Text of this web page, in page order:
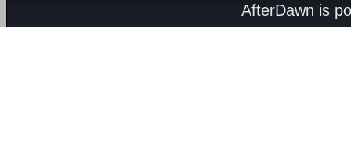
AfterDawn is